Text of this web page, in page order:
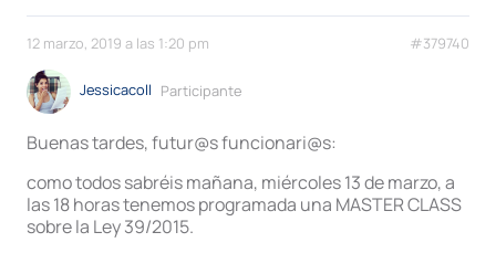
12 marzo, 2019 a las 1:20 pm #379740
Jessicacoll Participante
Buenas tardes, futur@s funcionari@s:
como todos sabréis mañana, miércoles 13 de marzo, a
las 18 horas tenemos programada una MASTER CLASS
sobre la Ley 39/2015.